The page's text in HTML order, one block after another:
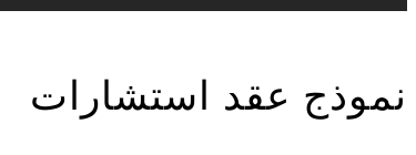
نموذج عقد استشارات